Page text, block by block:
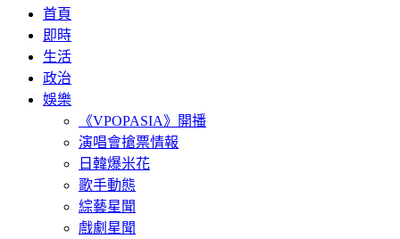
首頁
即時
生活
政治
娛樂
《VPOPASIA》開播
演唱會搶票情報
日韓爆米花
歌手動態
綜藝星聞
戲劇星聞